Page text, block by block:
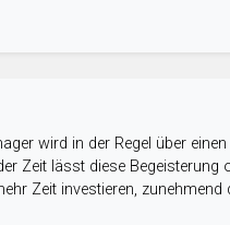
wird in der Regel über
Zeit lässt diese Begeisterung
Zeit investieren,